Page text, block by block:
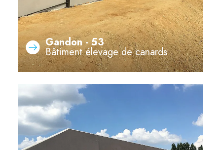
Gandon - 53
Bâtiment élevage de canards